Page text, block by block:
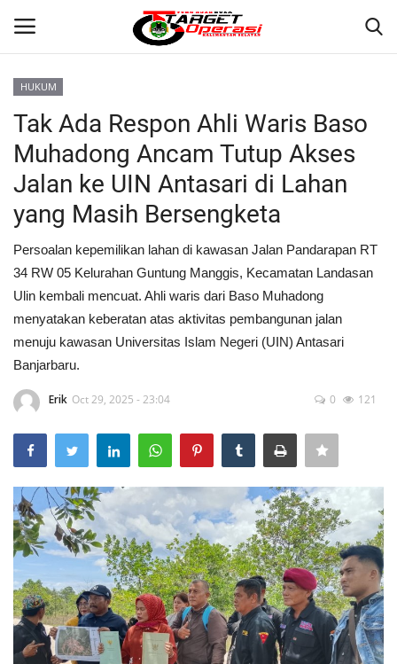
Home
BANJARMASIN
KRIMINAL
HUKUM
POLITIK
KULINER
TO CHANEL
HUKUM
Tak Ada Respon Ahli Waris Baso
Muhadong Ancam Tutup Akses
Jalan ke UIN Antasari di Lahan
yang Masih Bersengketa
Persoalan kepemilikan lahan di kawasan Jalan Pandarapan RT
34 RW 05 Kelurahan Guntung Manggis, Kecamatan Landasan
Ulin kembali mencuat. Ahli waris dari Baso Muhadong
menyatakan keberatan atas aktivitas pembangunan jalan
menuju kawasan Universitas Islam Negeri (UIN) Antasari
Banjarbaru.
Erik Oct 29, 2025 - 23:04 0 121